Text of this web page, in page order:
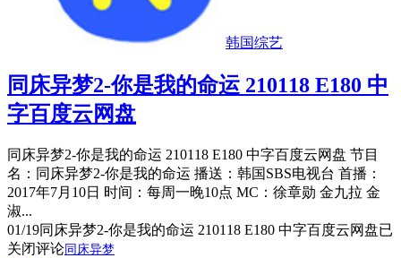
韩国综艺
同床异梦2-你是我的命运 210118 E180 中
字百度云网盘
同床异梦2-你是我的命运 210118 E180 中字百度云网盘 节目
名：同床异梦2-你是我的命运 播送：韩国SBS电视台 首播：
2017年7月10日 时间：每周一晚10点 MC：徐章勋 金九拉 金
淑...
01/19同床异梦2-你是我的命运 210118 E180 中字百度云网盘已
关闭评论 同床异梦